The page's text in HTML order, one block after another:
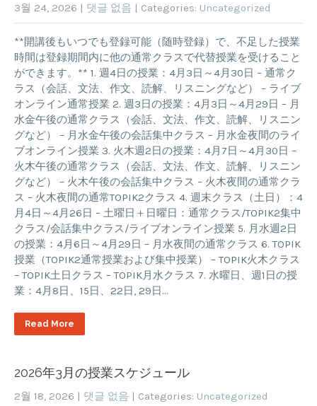
3월 24, 2026 | 댓글 없음 | Categories: Uncategorized
**開講後もいつでも登録可能（随時登録）で、不足した授業
時間は登録期間内に他の通常クラスで代替授業を受けること
ができます。** 1. 週4日の授業：4月3日～4月30日 – 通常ク
ラス（会話、文法、作文、読解、リスニングなど） – ライブ
オンライン通常授業 2. 週3日の授業：4月3日～4月29日 – 月
水金午後の通常クラス（会話、文法、作文、読解、リスニン
グなど） – 月水金午後の会話集中クラス – 月水金夜間のライ
ブオンライン授業 3. 火木週2日の授業：4月7日～4月30日 –
火木午後の通常クラス（会話、文法、作文、読解、リスニン
グなど） – 火木午後の会話集中クラス – 火木夜間の通常クラ
ス – 火木夜間の通常TOPIK2クラス 4. 週末クラス（土日）：4
月4日～4月26日 – 土曜日＋日曜日：通常クラス/TOPIK2集中
クラス/会話集中クラス/ライブオンライン授業 5. 月水週2日
の授業：4月6日～4月29日 – 月水夜間の通常クラス 6. TOPIK
授業（TOPIK2通常授業および集中授業） – TOPIK火木クラス
– TOPIK土日クラス – TOPIK月水クラス 7. 水曜日、週1日の授
業：4月8日、15日、22日, 29日…
Read More
2026年3月の授業スケジュール
2월 18, 2026 | 댓글 없음 | Categories: Uncategorized